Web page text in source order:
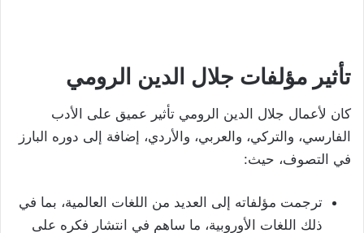
تأثير مؤلفات جلال الدين الرومي
كان لأعمال جلال الدين الرومي تأثير عميق على الأدب
الفارسي، والتركي، والعربي، والأردي، إضافة إلى دوره البارز
في التصوف، حيث:
ترجمت مؤلفاته إلى العديد من اللغات العالمية، بما في
ذلك اللغات الأوروبية، ما ساهم في انتشار فكره على